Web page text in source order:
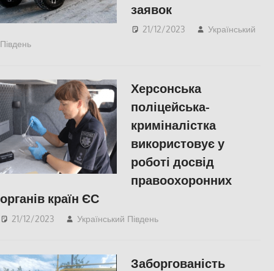
заявок
21/12/2023
Український
Південь
Херсонська
поліцейська-
криміналістка
використовує у
роботі досвід
правоохоронних
органів країн ЄС
21/12/2023 Український Південь
Заборгованість